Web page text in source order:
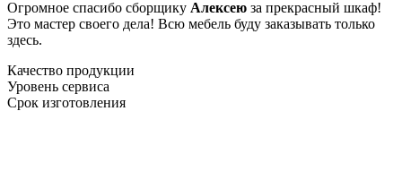
Огромное спасибо сборщику Алексею за прекрасный шкаф!
Это мастер своего дела! Всю мебель буду заказывать только
здесь.
Качество продукции
Уровень сервиса
Срок изготовления